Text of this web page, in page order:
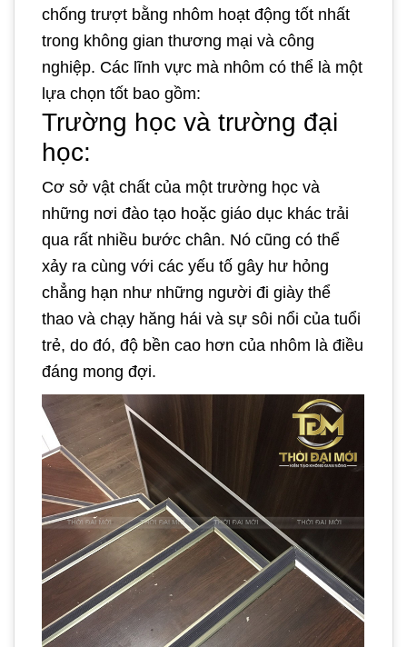
chống trượt bằng nhôm hoạt động tốt nhất
trong không gian thương mại và công
nghiệp. Các lĩnh vực mà nhôm có thể là một
lựa chọn tốt bao gồm:
Trường học và trường đại
học:
Cơ sở vật chất của một trường học và
những nơi đào tạo hoặc giáo dục khác trải
qua rất nhiều bước chân. Nó cũng có thể
xảy ra cùng với các yếu tố gây hư hỏng
chẳng hạn như những người đi giày thể
thao và chạy hăng hái và sự sôi nổi của tuổi
trẻ, do đó, độ bền cao hơn của nhôm là điều
đáng mong đợi.